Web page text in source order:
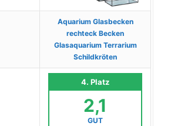
Aquarium Glasbecken
rechteck Becken
Glasaquarium Terrarium
Schildkröten
4. Platz
2,1
GUT